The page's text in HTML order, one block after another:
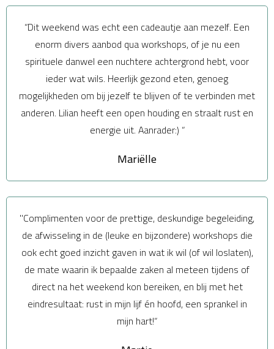
“Dit weekend was echt een cadeautje aan mezelf. Een
enorm divers aanbod qua workshops, of je nu een
spirituele danwel een nuchtere achtergrond hebt, voor
ieder wat wils. Heerlijk gezond eten, genoeg
mogelijkheden om bij jezelf te blijven of te verbinden met
anderen. Lilian heeft een open houding en straalt rust en
energie uit. Aanrader:) “
Mariëlle
"Complimenten voor de prettige, deskundige begeleiding,
de afwisseling in de (leuke en bijzondere) workshops die
ook echt goed inzicht gaven in wat ik wil (of wil loslaten),
de mate waarin ik bepaalde zaken al meteen tijdens of
direct na het weekend kon bereiken, en blij met het
eindresultaat: rust in mijn lijf én hoofd, een sprankel in
mijn hart!“